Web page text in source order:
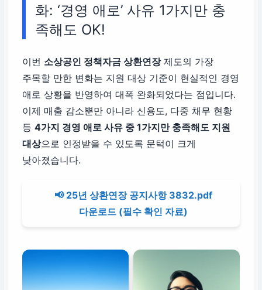
화: ‘경영 애로’ 사유 1가지만 충
족해도 OK!
이번 소상공인 정책자금 상환연장제도의 가장
주목할 만한 변화는 지원 대상 기준이 현실적인 경영
애로 상황을 반영하여 대폭 완화되었다는 점입니다.
이제 매출 감소뿐만 아니라 신용도, 다중 채무 현황
등4가지 경영 애로 사유 중 1가지만 충족해도 지원
대상으로 인정받을 수 있도록 문턱이 크게
낮아졌습니다.
📢 25년 상환연장 공지사항 3832.pdf
다운로드 (필수 확인 자료)